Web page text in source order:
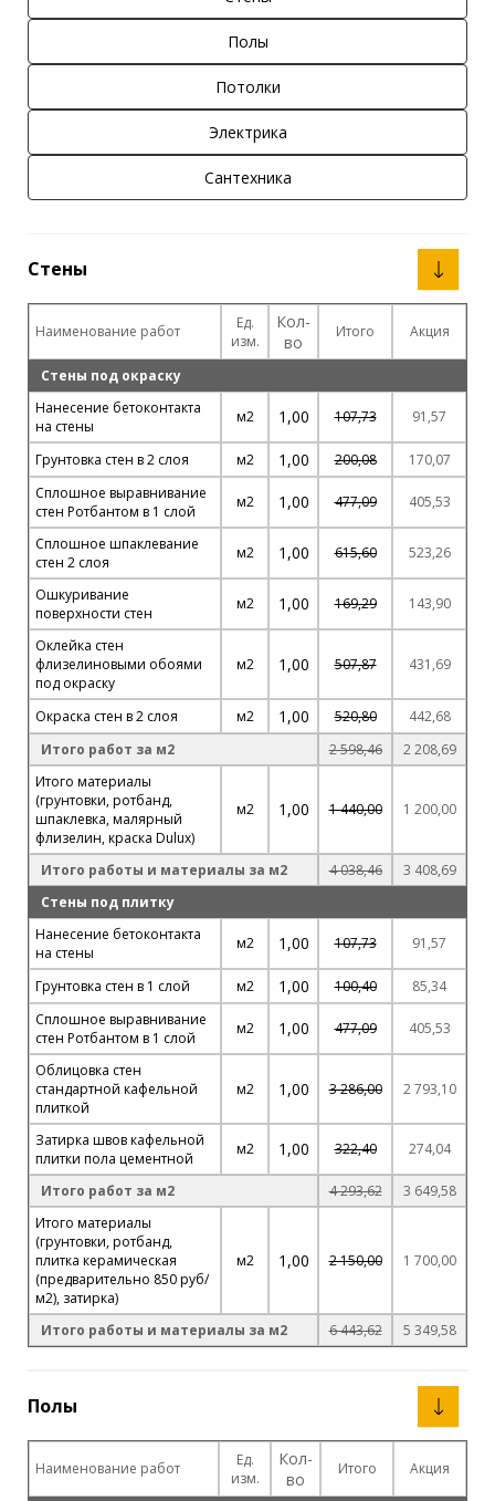
Полы
Потолки
Электрика
Сантехника
Стены
Наименование работ
Ед.
изм.
Кол-
во
Итого Акция
Стены под окраску
Нанесение бетоконтакта
на стены
м2 1,00 107,73 91,57
Грунтовка стен в 2 слоя м2 1,00 200,08
170,07
Сплошное выравнивание
стен Ротбантом в 1 слой
м2 1,00 477,09 405,53
Сплошное шпаклевание
стен 2 слоя
м2 1,00 615,60 523,26
Ошкуривание
поверхности стен
м2 1,00 169,29 143,90
Оклейка стен
флизелиновыми обоями
под окраску
м2 1,00 507,87 431,69
Окраска стен в 2 слоя м2 1,00 520,80
442,68
Итого работ за м2
2 598,46
2 208,69
Итого материалы
(грунтовки, ротбанд,
шпаклевка, малярный
флизелин, краска Dulux)
м2 1,00 1 440,00 1 200,00
Итого работы и материалы за м2 4 038,46
3 408,69
Стены под плитку
Нанесение бетоконтакта
на стены
м2 1,00 107,73 91,57
Грунтовка стен в 1 слой м2 1,00 100,40
85,34
Сплошное выравнивание
стен Ротбантом в 1 слой
м2 1,00 477,09 405,53
Облицовка стен
стандартной кафельной
плиткой
м2 1,00 3 286,00 2 793,10
Затирка швов кафельной
плитки пола цементной
м2 1,00 322,40 274,04
Итого работ за м2 4 293,62
3 649,58
Итого материалы
(грунтовки, ротбанд,
плитка керамическая
(предварительно 850 руб/
м2), затирка)
м2 1,00 2 150,00 1 700,00
Итого работы и материалы за м2 6 443,62 5 349,58
Полы
Наименование работ
Ед.
изм.
Кол-
во
Итого Акция